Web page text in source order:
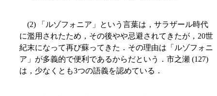
(2) 「ルゾフォニア」という言葉は，サラザール時代
に濫用されたため，その後やや忌避されてきたが，20世
紀末になって再び蘇ってきた．その理由は「ルゾフォニ
ア」が多義的で便利であるからだという．市之瀬 (127)
は，少なくとも3つの語義を認めている．